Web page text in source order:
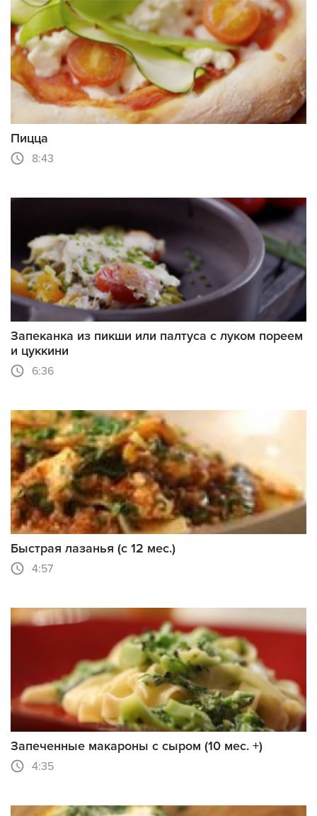
Пицца
8:43
Запеканка из пикши или палтуса с луком пореем
и цуккини
6:36
Быстрая лазанья (с 12 мес.)
4:57
Запеченные макароны с сыром (10 мес. +)
4:35